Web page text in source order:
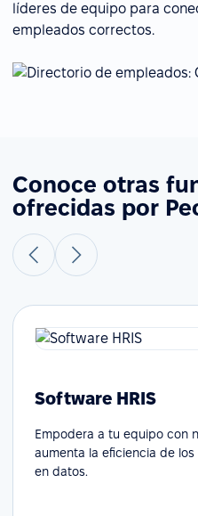
líderes de equipo para
empleados correctos.
Conoce otras
ofrecidas por
Software HRIS
Empodera a tu equipo con
aumenta la eficiencia de
en datos.